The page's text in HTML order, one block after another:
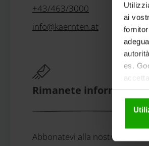
ai
es.
+43/463/3000
info@kaernten at
Rimanete informati!
Abbonatevi alla nostra